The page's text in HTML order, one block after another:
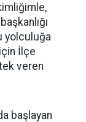
yolculuğa
İlçe
veren
başlayan